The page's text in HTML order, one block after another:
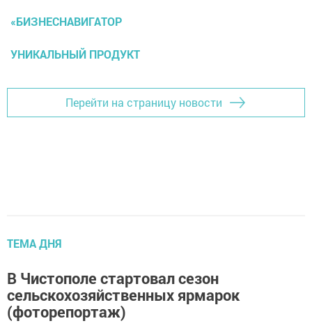
«БИЗНЕСНАВИГАТОР
УНИКАЛЬНЫЙ ПРОДУКТ
Перейти на страницу новости
ТЕМА ДНЯ
В Чистополе стартовал сезон
сельскохозяйственных ярмарок
(фоторепортаж)